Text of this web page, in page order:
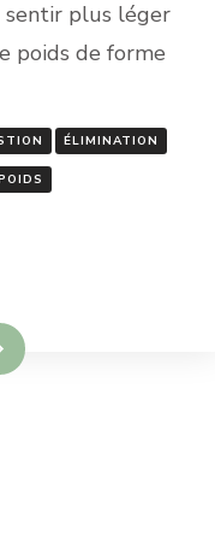
sentir plus léger
poids de forme
ÉLIMINATION